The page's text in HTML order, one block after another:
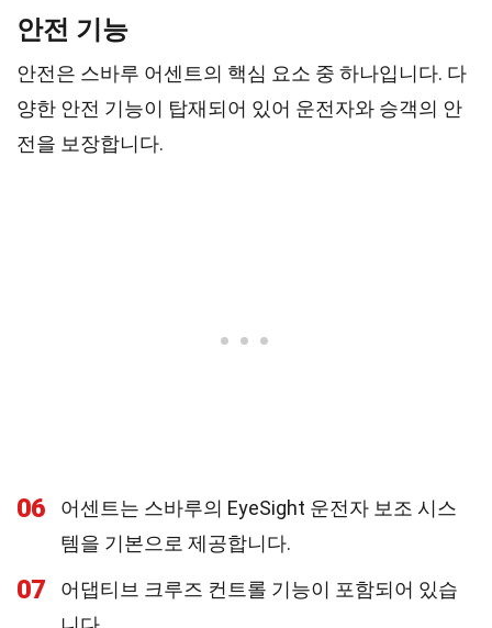
안전 기능
안전은 스바루 어센트의 핵심 요소 중 하나입니다. 다
양한 안전 기능이 탑재되어 있어 운전자와 승객의 안
전을 보장합니다.
06
어센트는 스바루의 EyeSight 운전자 보조 시스
템을 기본으로 제공합니다.
07
어댑티브 크루즈 컨트롤 기능이 포함되어 있습